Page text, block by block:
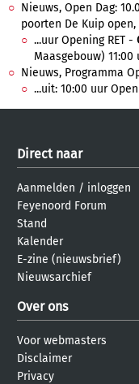
Nieuws, Open Dag:
poorten De Kuip open,
...uur Opening RET -
Maasgebouw) 11:00
Nieuws, Programma
...uit: 10:00 uur
Direct naar
Aanmelden / inloggen
Feyenoord Forum
Stand
Kalender
E-zine (nieuwsbrief)
Nieuwsarchief
Over ons
Voor webmasters
Disclaimer
Privacy